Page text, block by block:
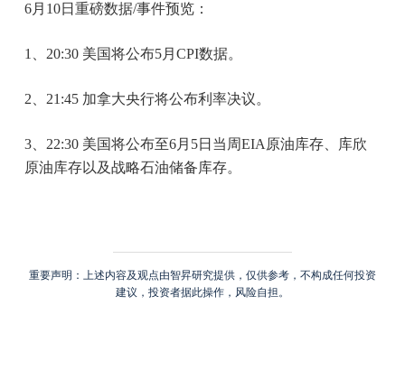
6月10日重磅数据/事件预览：
1、20:30 美国将公布5月CPI数据。
2、21:45 加拿大央行将公布利率决议。
3、22:30 美国将公布至6月5日当周EIA原油库存、库欣
原油库存以及战略石油储备库存。
重要声明：上述内容及观点由智昇研究提供，仅供参考，不构成任何投资
建议，投资者据此操作，风险自担。